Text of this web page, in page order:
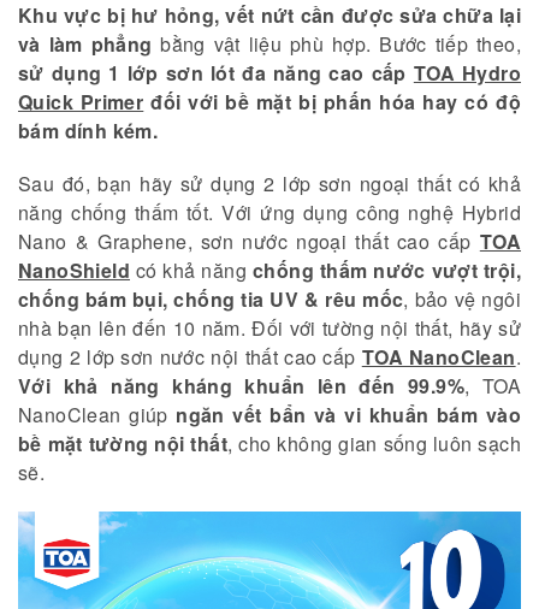
Khu vực bị hư hỏng, vết nứt cần được sửa chữa lại
và làm phẳngbằng vật liệu phù hợp. Bước tiếp theo,
sử dụng 1 lớp sơn lót đa năng cao cấp TOA Hydro
Quick Primer đối với bề mặt bị phấn hóa hay có độ
bám dính kém.
Sau đó, bạn hãy sử dụng 2 lớp sơn ngoại thất có khả
năng chống thấm tốt. Với ứng dụng công nghệ Hybrid
Nano & Graphene, sơn nước ngoại thất cao cấp TOA
NanoShield có khả năng chống thấm nước vượt trội,
chống bám bụi, chống tia UV & rêu mốc, bảo vệ ngôi
nhà bạn lên đến 10 năm. Đối với tường nội thất, hãy sử
dụng 2 lớp sơn nước nội thất cao cấp TOA NanoClean.
Với khả năng kháng khuẩn lên đến 99.9%, TOA
NanoClean giúp ngăn vết bẩn và vi khuẩn bám vào
bề mặt tường nội thất, cho không gian sống luôn sạch
sẽ.